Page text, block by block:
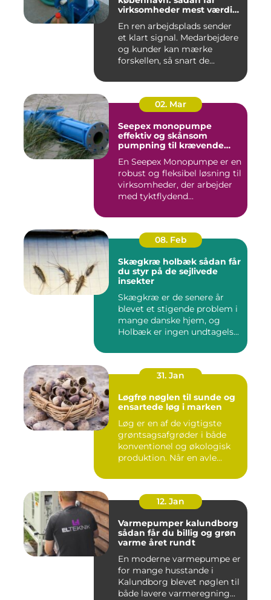
virksomheder mest værdi
En ren arbejdsplads sender
et klart signal. Medarbejdere
og kunder kan mærke
forskellen, så snart de...
02. Mar
Seepex monopumpe
effektiv og skånsom
pumpning til krævende
En Seepex Monopumpe er en
robust og fleksibel løsning til
virksomheder, der arbejder
med tyktflydend...
08. Feb
Skægkræ holbæk sådan får
du styr på de sejlivede
insekter
Skægkræ er de senere år
blevet et stigende problem i
mange danske hjem, og
Holbæk er ingen undtagels...
31. Jan
Løgfrø nøglen til sunde og
ensartede løg i marken
Løg er en af de vigtigste
grøntsagsafgrøder i både
konventionel og økologisk
produktion. Når en avle...
12. Jan
Varmepumper kalundborg
sådan får du billig og grøn
varme året rundt
En moderne varmepumpe er
for mange husstande i
Kalundborg blevet nøglen til
både lavere varmeregning...